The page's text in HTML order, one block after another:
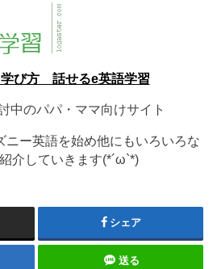
び方 話せるe英語学習
中のパパ・ママ向けサイト
ニー英語を始め他にもいろいろな
介していきます(*´ω`*)
シェア
送る